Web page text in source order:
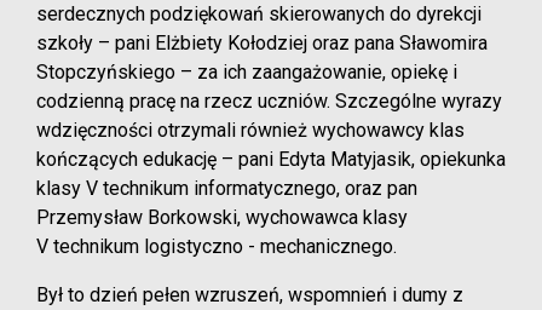
serdecznych podziękowań skierowanych do dyrekcji
szkoły – pani Elżbiety Kołodziej oraz pana Sławomira
Stopczyńskiego – za ich zaangażowanie, opiekę i
codzienną pracę na rzecz uczniów. Szczególne wyrazy
wdzięczności otrzymali również wychowawcy klas
kończących edukację – pani Edyta Matyjasik, opiekunka
klasy V technikum informatycznego, oraz pan
Przemysław Borkowski, wychowawca klasy
V technikum logistyczno - mechanicznego.
Był to dzień pełen wzruszeń, wspomnień i dumy z